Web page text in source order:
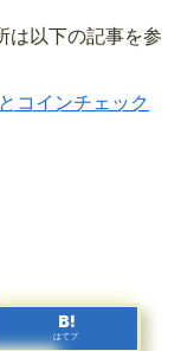
は以下の記事を参
コインチェック
はてブ